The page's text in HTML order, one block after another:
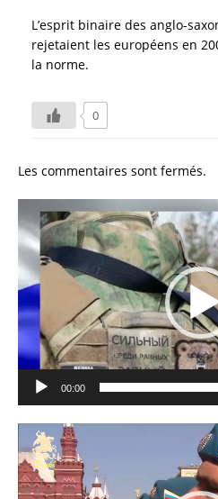
L’esprit binaire des anglo-
rejetaient les européens en
la norme.
0
Les commentaires sont fermés.
Lecteur
vidéo
00:00
Lecteur
vidéo